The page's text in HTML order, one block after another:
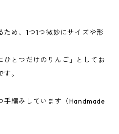
め、1つ1つ微妙にサイズや形
ひとつだけのりんご」としてお
。
手編みしています（Handmade